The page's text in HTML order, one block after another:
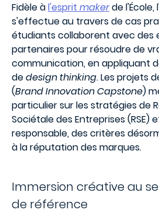
Fidèle àl'esprit makerde l'École,
s'effectue au travers de cas
étudiants collaborent avec des
partenaires pour résoudre de
communication, en appliquant
dedesign thinking. Les projets
(Brand Innovation Capstone)
particulier sur les stratégies de
Sociétale des Entreprises (RSE)
responsable, des critères
à la réputation des marques.
Immersion créative au
de référence